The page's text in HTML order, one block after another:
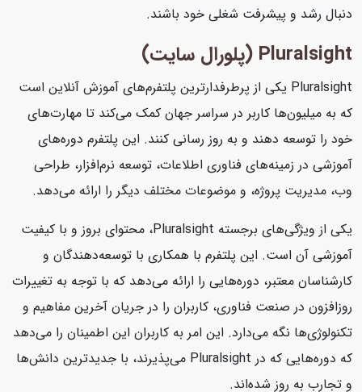
دنبال رشد و پیشرفت شغلی خود باشند.
Pluralsight (پلورال سایت)
Pluralsight یکی از پرطرفدارترین پلتفرم‌های آموزش آنلاین است
که به میلیون‌ها کاربر در سراسر جهان کمک می‌کند تا مهارت‌های
خود را توسعه دهند و به روز رسانی کنند. این پلتفرم دوره‌های
آموزشی در زمینه‌های فناوری اطلاعات، توسعه نرم‌افزار، طراحی
وب، مدیریت پروژه، و موضوعات مختلف دیگر را ارائه می‌دهد.
یکی از ویژگی‌های برجسته Pluralsight، محتوای بروز و با کیفیت
آموزشی آن است. این پلتفرم با همکاری با توسعه‌دهندگان و
کارشناسان معتبر، دوره‌هایی را ارائه می‌دهد که با توجه به تغییرات
روزافزون در صنعت فناوری، کاربران را در جریان آخرین مفاهیم و
تکنولوژی‌ها نگه می‌دارد. این امر به کاربران این اطمینان را می‌دهد
که دوره‌هایی که در Pluralsight می‌پذیرند، با جدیدترین دانش‌ها
و تجارب به روز شده‌اند.